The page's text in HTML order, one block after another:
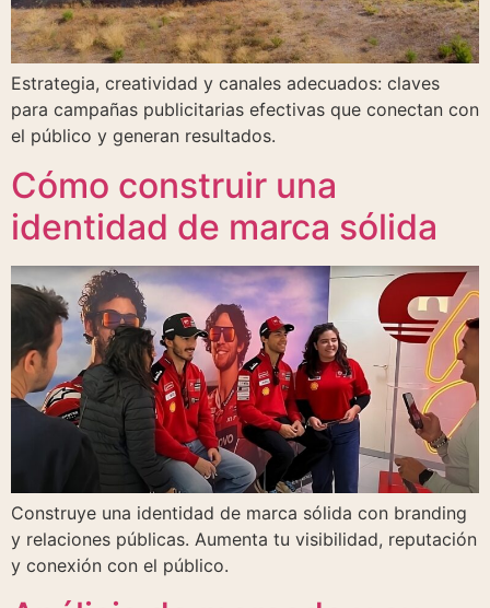
Estrategia, creatividad y canales adecuados: claves
para campañas publicitarias efectivas que conectan con
el público y generan resultados.
Cómo construir una
identidad de marca sólida
Construye una identidad de marca sólida con branding
y relaciones públicas. Aumenta tu visibilidad, reputación
y conexión con el público.